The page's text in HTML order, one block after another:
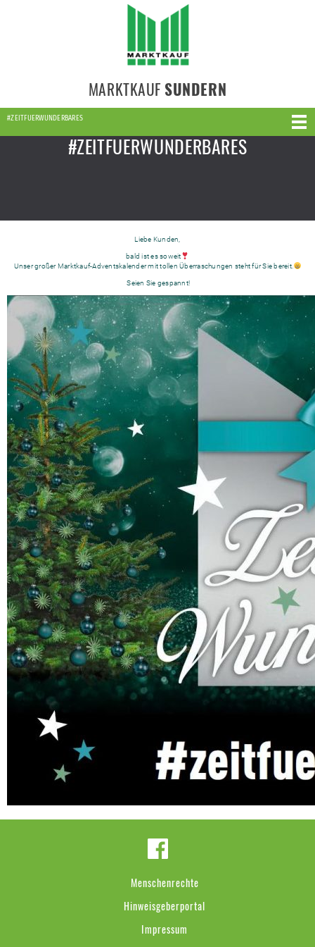
MARKTKAUF SUNDERN
#ZEITFUERWUNDERBARES
#ZEITFUERWUNDERBARES
Liebe Kunden,
bald ist es soweit
Unser großer Marktkauf-Adventskalender mit tollen Überraschungen steht für Sie bereit.
Seien Sie gespannt!
Menschenrechte
Hinweisgeberportal
Impressum